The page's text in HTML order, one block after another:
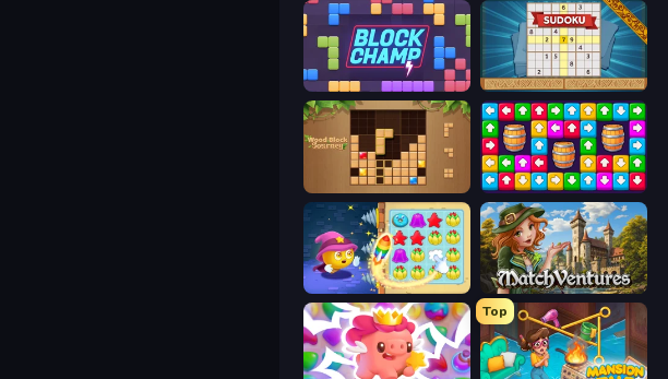
Block Champ Sudoku Online
Wood Block Journey Tap Away Story
Candy Riddles MatchVentures
Top